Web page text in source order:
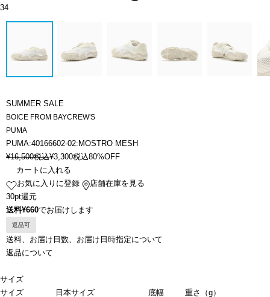
34
SUMMER SALE
BOICE FROM BAYCREW'S
PUMA
PUMA:40166602-02:MOSTRO MESH
¥16,500税込¥3,300税込80%OFF
カートに入れる
お気に入りに登録
店舗在庫を見る
30pt還元
送料¥660でお届けします
返品可
送料、お届け日数、お届け日時指定について
返品について
サイズ
サイズ
日本サイズ 底幅
重さ（g）